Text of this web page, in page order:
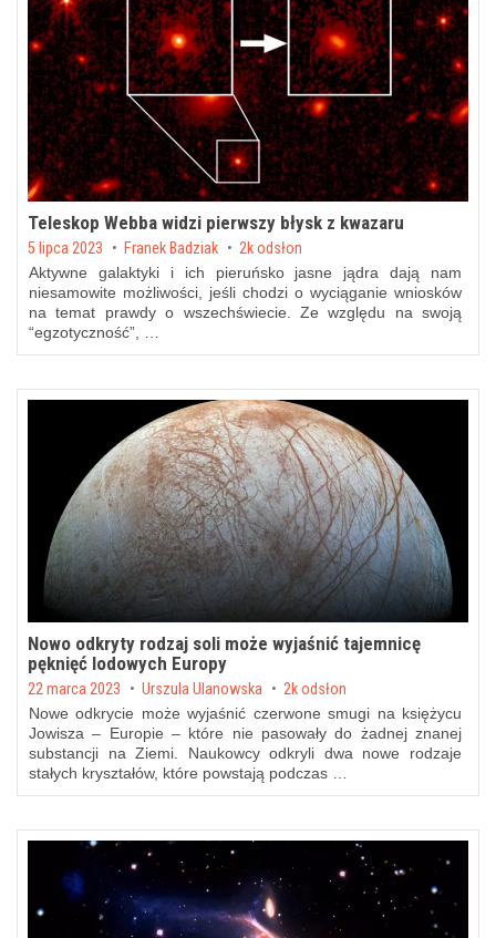
Teleskop Webba widzi pierwszy błysk z kwazaru
Posted on
5 lipca 2023 byFranek Badziak 2k odsłon
Aktywne galaktyki i ich pieruńsko jasne jądra dają nam
niesamowite możliwości, jeśli chodzi o wyciąganie wniosków
na temat prawdy o wszechświecie. Ze względu na swoją
“egzotyczność”, …
Nowo odkryty rodzaj soli może wyjaśnić tajemnicę
pęknięć lodowych Europy
Posted on
22 marca 2023 byUrszula Ulanowska 2k odsłon
Nowe odkrycie może wyjaśnić czerwone smugi na księżycu
Jowisza – Europie – które nie pasowały do żadnej znanej
substancji na Ziemi. Naukowcy odkryli dwa nowe rodzaje
stałych kryształów, które powstają podczas …